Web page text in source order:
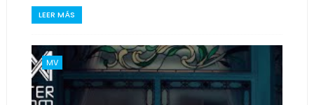
LEER MÁS
MV